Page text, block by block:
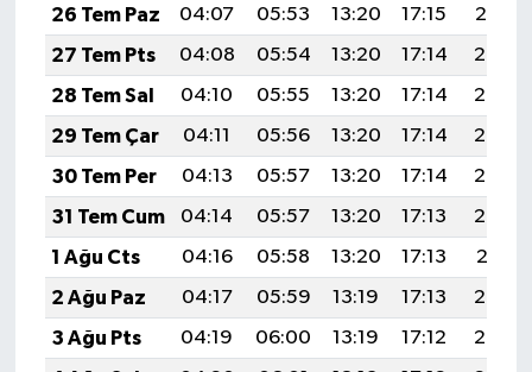
26 Tem Paz
04:07 05:53 13:20 17:15
20:37
27 Tem Pts
04:08 05:54 13:20 17:14
20:36
28 Tem Sal
04:10 05:55 13:20 17:14
20:35
29 Tem Çar
04:11 05:56 13:20 17:14
20:34
30 Tem Per
04:13 05:57 13:20 17:14
20:33
31 Tem Cum
04:14 05:57 13:20 17:13
20:32
1 Ağu Cts
04:16 05:58 13:20 17:13
20:31
2 Ağu Paz
04:17 05:59 13:19 17:13
20:30
3 Ağu Pts
04:19 06:00 13:19 17:12
20:29